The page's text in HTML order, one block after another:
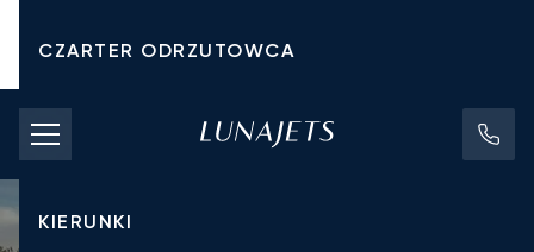
CZARTER ODRZUTOWCA
KOSZTY CZARTERU
PRYWATNE ODRZUTOWCE
KIERUNKI